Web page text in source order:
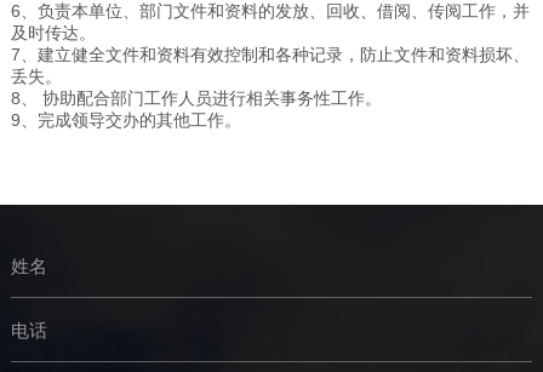
6、负责本单位、部门文件和资料的发放、回收、借阅、传阅工作，并
及时传达。
7、建立健全文件和资料有效控制和各种记录，防止文件和资料损坏、
丢失。
8、 协助配合部门工作人员进行相关事务性工作。
9、完成领导交办的其他工作。